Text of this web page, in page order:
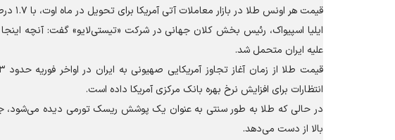
قیمت هر اونس طلا در بازار معاملات آتی آمریکا برای تحویل در ماه اوت، با ۱.۷ درصد کاهش، به ۴۰۸۰ دلار و ۸۰سنت رسید.
ایلیا اسپیواک، رئیس بخش کلان جهانی در شرکت «تیستی‌لایو» گفت: آنچه
علیه ایران متحمل شد.
انتظارات برای افزایش نرخ بهره بانک مرکزی آمریکا داده است.
در حالی که طلا به طور سنتی به عنوان یک پوشش ریسک تورمی دیده می‌شود،
بالا از دست می‌دهد.